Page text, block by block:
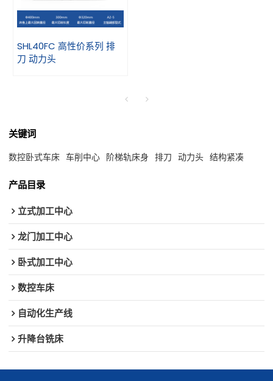
SHL40FC 高性价系列 排
刀 动力头
关键词
数控卧式车床 车削中心 阶梯轨床身 排刀 动力头 结构紧凑
产品目录
立式加工中心
龙门加工中心
卧式加工中心
数控车床
自动化生产线
升降台铣床